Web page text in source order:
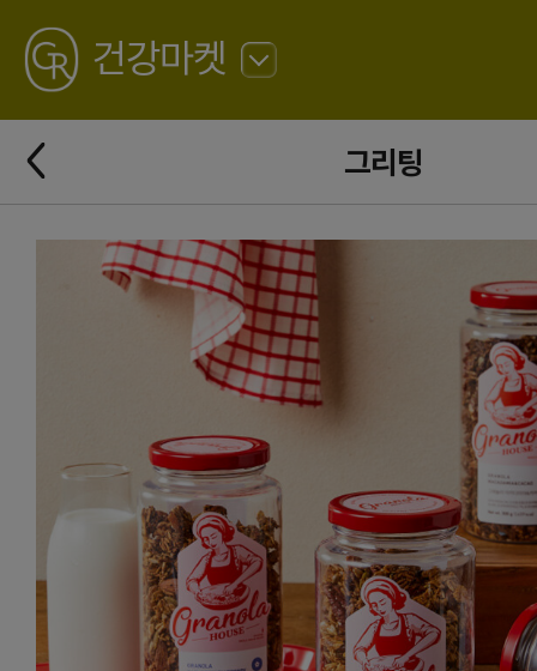
GREATING
건강마켓
로
그리팅
뒤
로
가